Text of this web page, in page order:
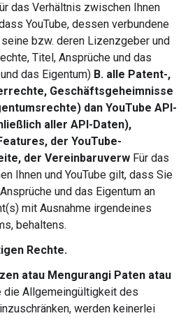
das Verhältnis zwischen Ihnen
YouTube, dessen verbundene
bzw. deren Lizenzgeber und
Titel, Ansprüche und das
das Eigentum) B. alle Patent-,
Geschäftsgeheimnisse
dan YouTube API-
aller API-Daten),
der YouTube-
der Vereinbaruverw Für das
Ihnen und YouTube gilt, dass Sie
und das Eigentum an
mit Ausnahme irgendeines
behaltens.
Rechte.
atau Mengurangi Paten atau
die Allgemeingültigkeit des
werden keinerlei